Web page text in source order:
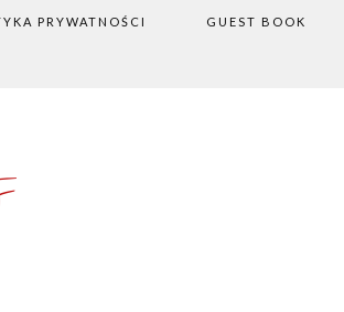
PRYWATNOŚCI GUEST BOOK